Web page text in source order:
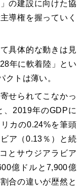
の建設に向けた協
導権を握っていく
具体的な動きは見
年に軟着陸」とい
クトは薄い。
せられてこなかっ
、2019年のGDPに
カの0.24%を筆頭
ア（0.13％）と続
とサウジアラビア
億ドルと7,900億
合の違いが歴然と